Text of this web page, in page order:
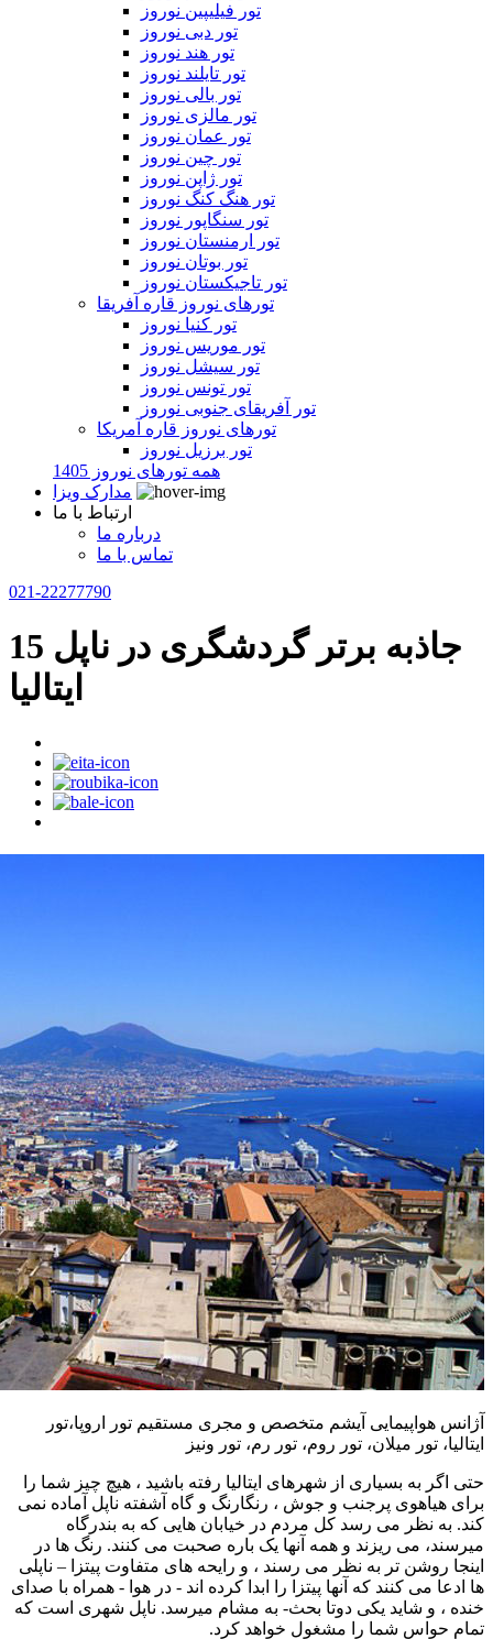
تور فیلیپین نوروز
تور دبی نوروز
تور هند نوروز
تور تایلند نوروز
تور بالی نوروز
تور مالزی نوروز
تور عمان نوروز
تور چین نوروز
تور ژاپن نوروز
تور هنگ کنگ نوروز
تور سنگاپور نوروز
تور ارمنستان نوروز
تور بوتان نوروز
تور تاجیکستان نوروز
تورهای نوروز قاره آفریقا
تور کنیا نوروز
تور موریس نوروز
تور سیشل نوروز
تور تونس نوروز
تور آفریقای جنوبی نوروز
تورهای نوروز قاره آمریکا
تور برزیل نوروز
همه تورهای نوروز 1405
مدارک ویزا
ارتباط با ما
درباره ما
تماس با ما
021-22277790
15 جاذبه برتر گردشگری در ناپل
ایتالیا
آژانس هواپیمایی آیشم متخصص و مجری مستقیم تور اروپا،تور
ایتالیا، تور میلان، تور روم، تور رم، تور ونیز
حتی اگر به بسیاری از شهرهای ایتالیا رفته باشید ، هیچ چیز شما را
برای هیاهوی پرجنب و جوش ، رنگارنگ و گاه آشفته ناپل آماده نمی
کند. به نظر می رسد کل مردم در خیابان هایی که به بندرگاه
میرسند، می ریزند و همه آنها یک باره صحبت می کنند. رنگ ها در
اینجا روشن تر به نظر می رسند ، و رایحه های متفاوت پیتزا – ناپلی
ها ادعا می کنند که آنها پیتزا را ابدا کرده اند - در هوا - همراه با صدای
خنده ، و شاید یکی دوتا بحث- به مشام میرسد. ناپل شهری است که
تمام حواس شما را مشغول خواهد کرد.